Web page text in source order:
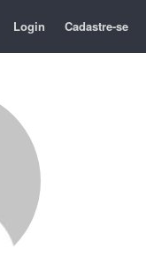
Login Cadastre-se